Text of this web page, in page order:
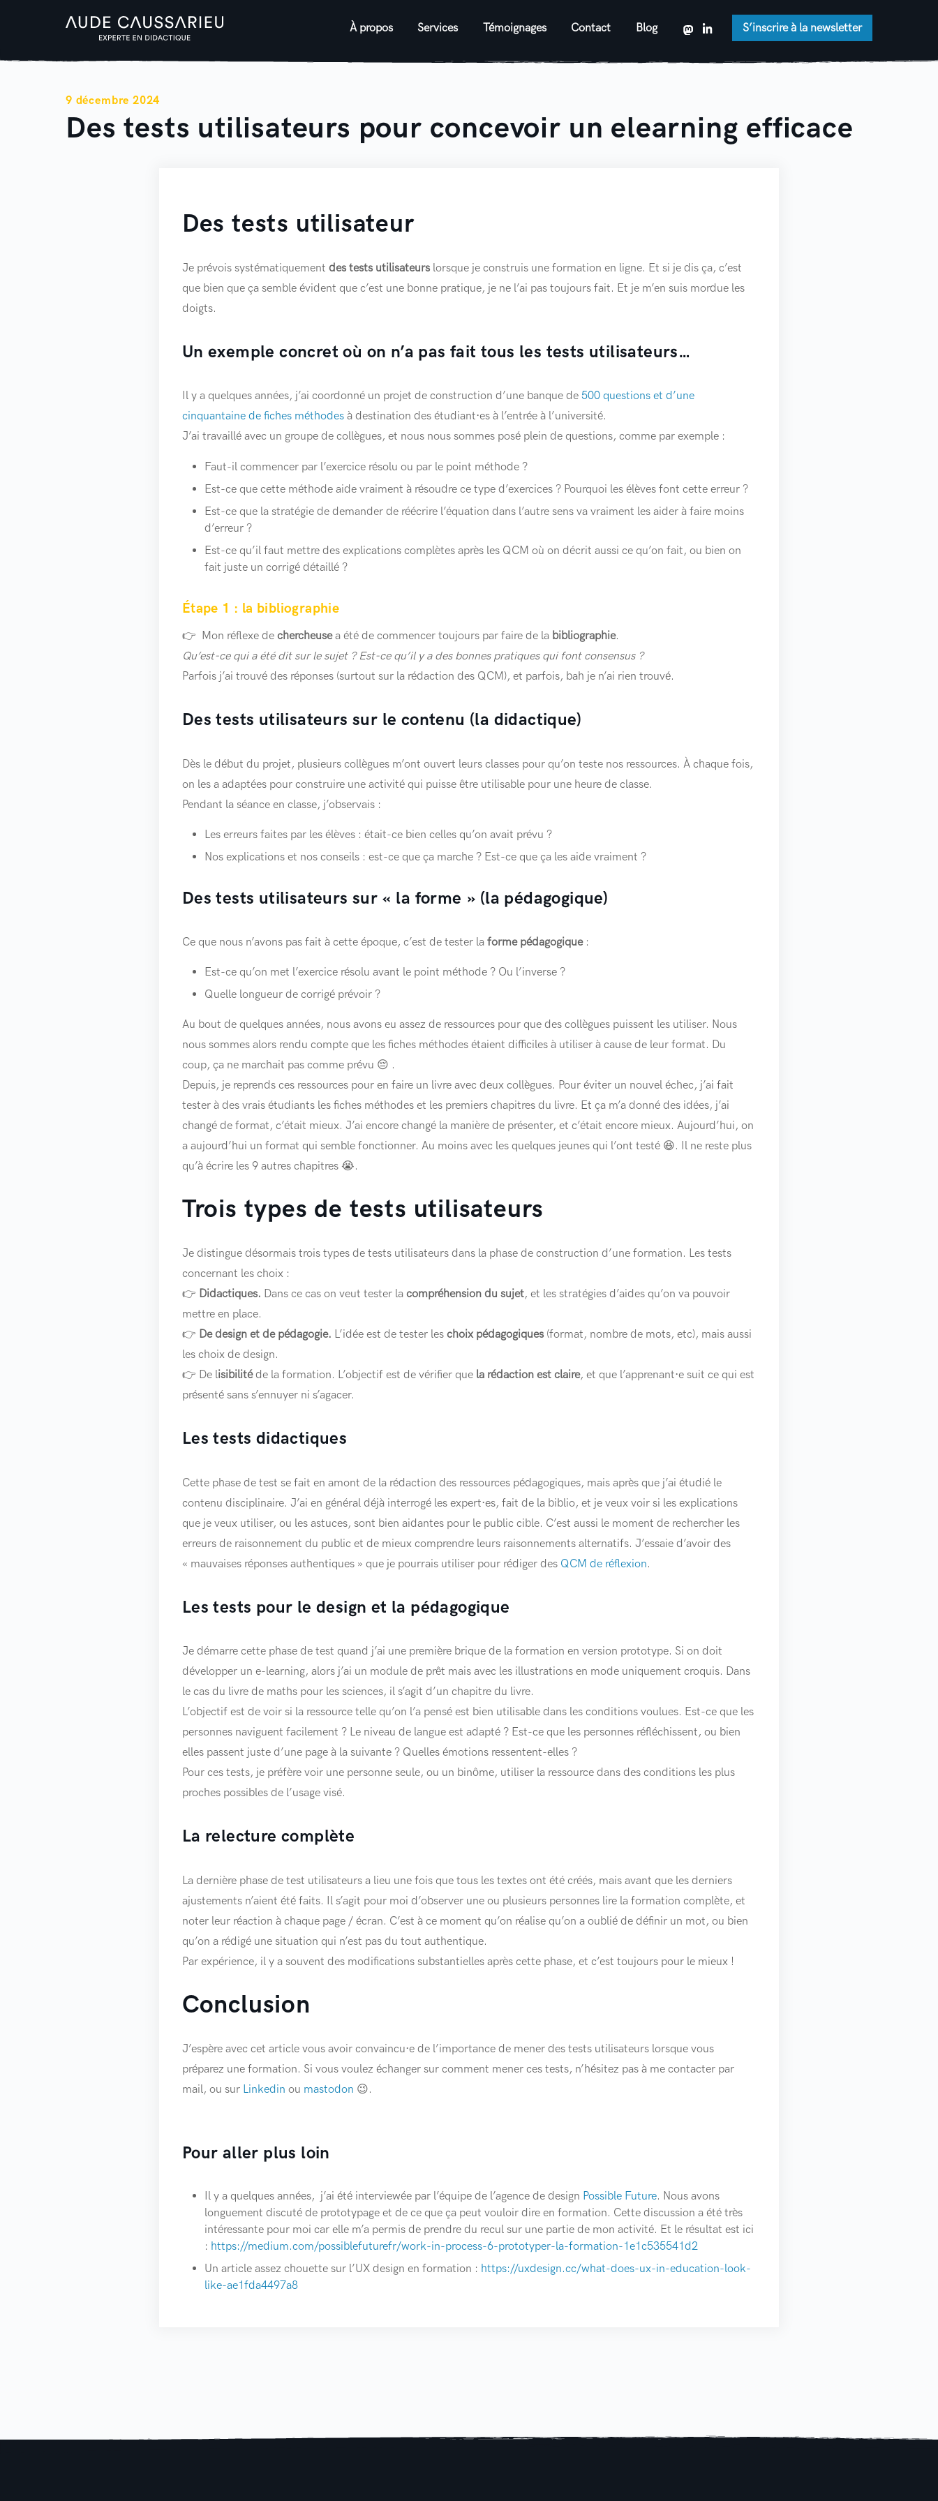
À propos Services Témoignages Contact Blog S’inscrire à la newsletter
9 décembre 2024
Des tests utilisateurs pour concevoir un elearning efficace
Des tests utilisateur
Je prévois systématiquement des tests utilisateurslorsque je construis une formation en ligne. Et si je dis ça, c’est
que bien que ça semble évident que c’est une bonne pratique, je ne l’ai pas toujours fait. Et je m’en suis mordue les
doigts.
Un exemple concret où on n’a pas fait tous les tests utilisateurs…
Il y a quelques années, j’ai coordonné un projet de construction d’une banque de 500 questions et d’une
cinquantaine de fiches méthodesà destination des étudiant·es à l’entrée à l’université.
J’ai travaillé avec un groupe de collègues, et nous nous sommes posé plein de questions, comme par exemple :
Faut-il commencer par l’exercice résolu ou par le point méthode ?
Est-ce que cette méthode aide vraiment à résoudre ce type d’exercices ? Pourquoi les élèves font cette erreur ?
Est-ce que la stratégie de demander de réécrire l’équation dans l’autre sens va vraiment les aider à faire moins
d’erreur ?
Est-ce qu’il faut mettre des explications complètes après les QCM où on décrit aussi ce qu’on fait, ou bien on
fait juste un corrigé détaillé ?
Étape 1 : la bibliographie
👉 Mon réflexe de chercheusea été de commencer toujours par faire de la bibliographie.
Qu’est-ce qui a été dit sur le sujet ? Est-ce qu’il y a des bonnes pratiques qui font consensus ?
Parfois j’ai trouvé des réponses (surtout sur la rédaction des QCM), et parfois, bah je n’ai rien trouvé.
Des tests utilisateurs sur le contenu (la didactique)
Dès le début du projet, plusieurs collègues m’ont ouvert leurs classes pour qu’on teste nos ressources. À chaque fois,
on les a adaptées pour construire une activité qui puisse être utilisable pour une heure de classe.
Pendant la séance en classe, j’observais :
Les erreurs faites par les élèves : était-ce bien celles qu’on avait prévu ?
Nos explications et nos conseils : est-ce que ça marche ? Est-ce que ça les aide vraiment ?
Des tests utilisateurs sur « la forme » (la pédagogique)
Ce que nous n’avons pas fait à cette époque, c’est de tester laforme pédagogique:
Est-ce qu’on met l’exercice résolu avant le point méthode ? Ou l’inverse ?
Quelle longueur de corrigé prévoir ?
Au bout de quelques années, nous avons eu assez de ressources pour que des collègues puissent les utiliser. Nous
nous sommes alors rendu compte que les fiches méthodes étaient difficiles à utiliser à cause de leur format. Du
coup, ça ne marchait pas comme prévu 😔 .
Depuis, je reprends ces ressources pour en faire un livre avec deux collègues. Pour éviter un nouvel échec, j’ai fait
tester à des vrais étudiants les fiches méthodes et les premiers chapitres du livre. Et ça m’a donné des idées, j’ai
changé de format, c’était mieux. J’ai encore changé la manière de présenter, et c’était encore mieux. Aujourd’hui, on
a aujourd’hui un format qui semble fonctionner. Au moins avec les quelques jeunes qui l’ont testé 😆. Il ne reste plus
qu’à écrire les 9 autres chapitres 😭.
Trois types de tests utilisateurs
Je distingue désormais trois types de tests utilisateurs dans la phase de construction d’une formation. Les tests
concernant les choix :
👉 Didactiques. Dans ce cas on veut tester la compréhension du sujet, et les stratégies d’aides qu’on va pouvoir
mettre en place.
👉 De design et de pédagogie. L’idée est de tester les choix pédagogiques(format, nombre de mots, etc), mais aussi
les choix de design.
👉 De lisibilitéde la formation. L’objectif est de vérifier quela rédaction est claire, et que l’apprenant·e suit ce qui est
présenté sans s’ennuyer ni s’agacer.
Les tests didactiques
Cette phase de test se fait en amont de la rédaction des ressources pédagogiques, mais après que j’ai étudié le
contenu disciplinaire. J’ai en général déjà interrogé les expert·es, fait de la biblio, et je veux voir si les explications
que je veux utiliser, ou les astuces, sont bien aidantes pour le public cible. C’est aussi le moment de rechercher les
erreurs de raisonnement du public et de mieux comprendre leurs raisonnements alternatifs. J’essaie d’avoir des
« mauvaises réponses authentiques » que je pourrais utiliser pour rédiger des QCM de réflexion.
Les tests pour le design et la pédagogique
Je démarre cette phase de test quand j’ai une première brique de la formation en version prototype. Si on doit
développer un e-learning, alors j’ai un module de prêt mais avec les illustrations en mode uniquement croquis. Dans
le cas du livre de maths pour les sciences, il s’agit d’un chapitre du livre.
L’objectif est de voir si la ressource telle qu’on l’a pensé est bien utilisable dans les conditions voulues. Est-ce que les
personnes naviguent facilement ? Le niveau de langue est adapté ? Est-ce que les personnes réfléchissent, ou bien
elles passent juste d’une page à la suivante ? Quelles émotions ressentent-elles ?
Pour ces tests, je préfère voir une personne seule, ou un binôme, utiliser la ressource dans des conditions les plus
proches possibles de l’usage visé.
La relecture complète
La dernière phase de test utilisateurs a lieu une fois que tous les textes ont été créés, mais avant que les derniers
ajustements n’aient été faits. Il s’agit pour moi d’observer une ou plusieurs personnes lire la formation complète, et
noter leur réaction à chaque page / écran. C’est à ce moment qu’on réalise qu’on a oublié de définir un mot, ou bien
qu’on a rédigé une situation qui n’est pas du tout authentique.
Par expérience, il y a souvent des modifications substantielles après cette phase, et c’est toujours pour le mieux !
Conclusion
J’espère avec cet article vous avoir convaincu·e de l’importance de mener des tests utilisateurs lorsque vous
préparez une formation. Si vous voulez échanger sur comment mener ces tests, n’hésitez pas à me contacter par
mail, ou sur Linkedin ou mastodon 😉.
Pour aller plus loin
Il y a quelques années, j’ai été interviewée par l’équipe de l’agence de design Possible Future. Nous avons
longuement discuté de prototypage et de ce que ça peut vouloir dire en formation. Cette discussion a été très
intéressante pour moi car elle m’a permis de prendre du recul sur une partie de mon activité. Et le résultat est ici
: https://medium.com/possiblefuturefr/work-in-process-6-prototyper-la-formation-1e1c535541d2
Un article assez chouette sur l’UX design en formation : https://uxdesign.cc/what-does-ux-in-education-look-
like-ae1fda4497a8